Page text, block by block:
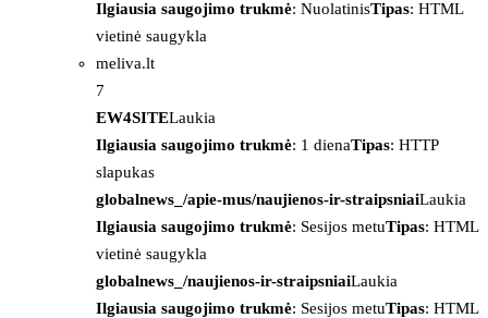
Ilgiausia saugojimo trukmė: NuolatinisTipas: HTML
vietinė saugykla
meliva.lt
7
EW4SITELaukia
Ilgiausia saugojimo trukmė: 1 dienaTipas: HTTP
slapukas
globalnews_/apie-mus/naujienos-ir-straipsniaiLaukia
Ilgiausia saugojimo trukmė: Sesijos metuTipas: HTML
vietinė saugykla
globalnews_/naujienos-ir-straipsniaiLaukia
Ilgiausia saugojimo trukmė: Sesijos metuTipas: HTML